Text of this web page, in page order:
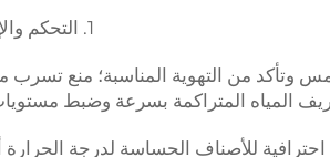
1. التحكم والإدارة البيئية
من التهوية المناسبة؛ منع تسرب
المياه المتراكمة بسرعة وضبط
للأصناف الحساسة لدرجة الحرارة